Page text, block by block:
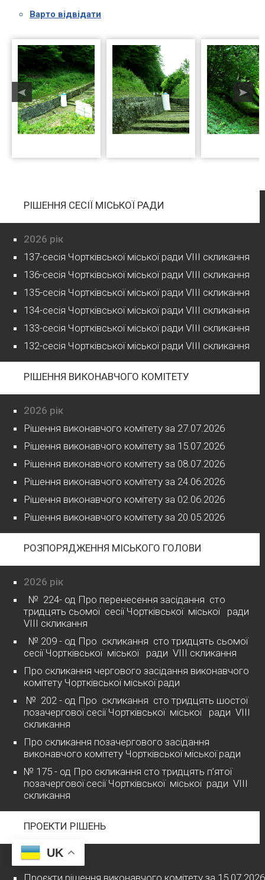
Варто відвідати
РІШЕННЯ СЕСІЇ МІСЬКОЇ РАДИ
2026 рік
137-сесія Чортківської міської ради VIII скликання
136-сесія Чортківської міської ради VIII скликання
135-сесія Чортківської міської ради VIII скликання
134-сесія Чортківської міської ради VIII скликання
133-сесія Чортківської міської ради VIII скликання
132-сесія Чортківської міської ради VIII скликання
РІШЕННЯ ВИКОНАВЧОГО КОМІТЕТУ
2026 рік
Рішення виконавчого комітету за 27.07.2026
Рішення виконавчого комітету за 15.07.2026
Рішення виконавчого комітету за 08.07.2026
Рішення виконавчого комітету за 24.06.2026
Рішення виконавчого комітету за 02.06.2026
Рішення виконавчого комітету за 20.05.2026
РОЗПОРЯДЖЕННЯ МІСЬКОГО ГОЛОВИ
2026 рік
№ 224- од Про перенесення засідання сто
тридцять сьомої сесії Чортківської міської ради
VІІІ скликання
№ 209 - од Про скликання сто тридцять сьомої
сесії Чортківської міської ради VІІІ скликання
Про скликання чергового засідання виконавчого
комітету Чортківської міської ради
№ 202 - од Про скликання сто тридцять шостої
позачергової сесії Чортківської міської ради VІІІ
скликання
Про скликання позачергового засідання
виконавчого комітету Чортківської міської ради
№ 175 - од Про скликання сто тридцять п’ятої
позачергової сесії Чортківської міської ради VІІІ
скликання
ПРОЕКТИ РІШЕНЬ
2026 рік
UK